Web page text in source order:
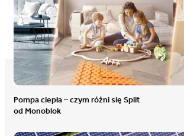
Pompa ciepła – czym różni się Split
od Monoblok